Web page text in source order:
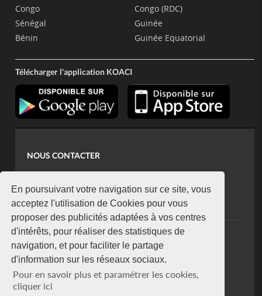
En poursuivant votre navigation sur ce site, vous
acceptez l'utilisation de Cookies pour vous
proposer des publicités adaptées à vos centres
d'intérêts, pour réaliser des statistiques de
navigation, et pour faciliter le partage
d'information sur les réseaux sociaux.
Pour en savoir plus et paramétrer les cookies,
cliquer ici
Congo
Sénégal
Bénin
Congo (RDC)
Guinée
Guinée Equatorial
Télécharger l'application KOACI
NOUS CONTACTER
koaci@yahoo.fr
+225 07 08 85 52 93
NEWSLETTER
Restez connecté via notre newsletter
S'abonner
Se désabonner